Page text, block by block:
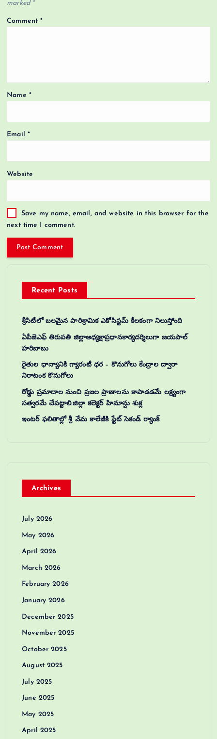
marked *
Comment*
Name *
Email *
Website
Save my name, email, and website in this browser for the
next time I comment.
Recent Posts
శ్రీసిటీలో బలమైన పారిశ్రామిక ఎకోసిస్టమ్ కీలకంగా నిలుస్తోంది
ఏపీజెఎఫ్ తిరుపతి జిల్లాఅధ్యక్షాప్రధానకార్యదర్శిలుగా జయపాల్
హరిబాబు
రైతుల ధాన్యానికి గ్యారంటీ ధర – కొనుగోలు కేంద్రాల ద్వారా
నిరాటంక కొనుగోలు
రోడ్డు ప్రమాదాల నుంచి ప్రజల ప్రాణాలను కాపాడడమే లక్ష్యంగా
సత్వరమే చేపట్టాలి:జిల్లా కలెక్టర్‌ హిమాన్షు శుక్ల
ఇంటర్ ఫలితాల్లో శ్రీ వేమ కాలేజీకి స్టేట్ సెకండ్ ర్యాంక్
Archives
July 2026
May 2026
April 2026
March 2026
February 2026
January 2026
December 2025
November 2025
October 2025
August 2025
July 2025
June 2025
May 2025
April 2025